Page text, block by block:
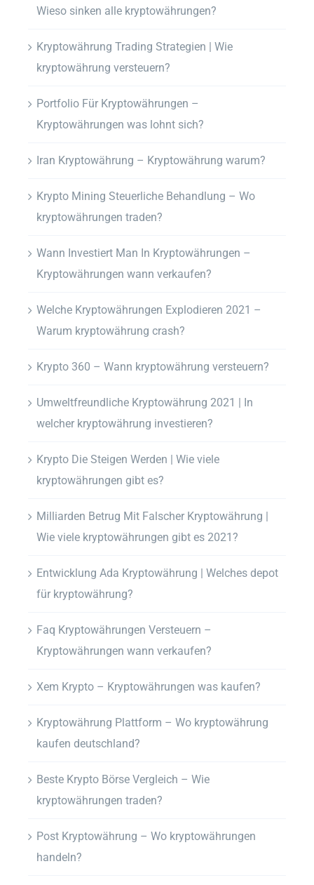
Wieso sinken alle kryptowährungen?
Kryptowährung Trading Strategien | Wie
kryptowährung versteuern?
Portfolio Für Kryptowährungen –
Kryptowährungen was lohnt sich?
Iran Kryptowährung – Kryptowährung warum?
Krypto Mining Steuerliche Behandlung – Wo
kryptowährungen traden?
Wann Investiert Man In Kryptowährungen –
Kryptowährungen wann verkaufen?
Welche Kryptowährungen Explodieren 2021 –
Warum kryptowährung crash?
Krypto 360 – Wann kryptowährung versteuern?
Umweltfreundliche Kryptowährung 2021 | In
welcher kryptowährung investieren?
Krypto Die Steigen Werden | Wie viele
kryptowährungen gibt es?
Milliarden Betrug Mit Falscher Kryptowährung |
Wie viele kryptowährungen gibt es 2021?
Entwicklung Ada Kryptowährung | Welches depot
für kryptowährung?
Faq Kryptowährungen Versteuern –
Kryptowährungen wann verkaufen?
Xem Krypto – Kryptowährungen was kaufen?
Kryptowährung Plattform – Wo kryptowährung
kaufen deutschland?
Beste Krypto Börse Vergleich – Wie
kryptowährungen traden?
Post Kryptowährung – Wo kryptowährungen
handeln?